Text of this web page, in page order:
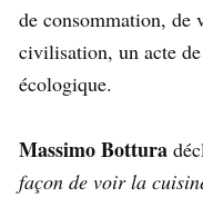
de consommation, de
civilisation, un acte
écologique.
Massimo Bottura
façon de voir la